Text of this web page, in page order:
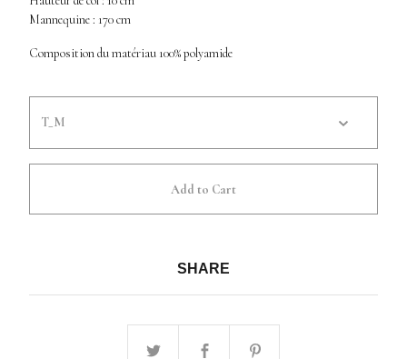
Mannequine : 170 cm
Composition du matériau 100% polyamide
Add to Cart
SHARE